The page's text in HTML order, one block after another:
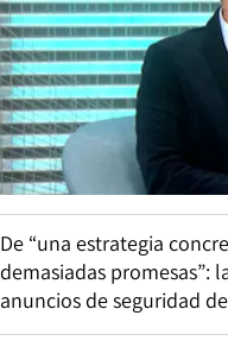
De “una estrategia
demasiadas promesas”:
anuncios de seguridad